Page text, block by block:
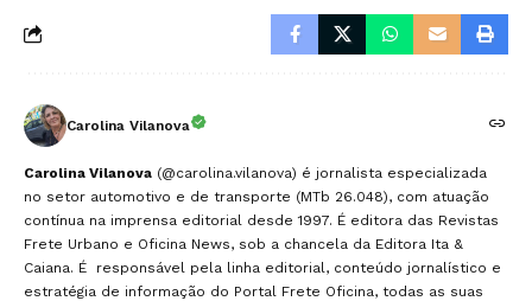
Carolina Vilanova
Carolina Vilanova (@carolina.vilanova) é jornalista especializada
no setor automotivo e de transporte (MTb 26.048), com atuação
contínua na imprensa editorial desde 1997. É editora das Revistas
Frete Urbano e Oficina News, sob a chancela da Editora Ita &
Caiana. É responsável pela linha editorial, conteúdo jornalístico e
estratégia de informação do Portal Frete Oficina, todas as suas